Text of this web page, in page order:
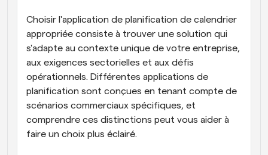
Choisir l'application de planification de calendrier
appropriée consiste à trouver une solution qui
s'adapte au contexte unique de votre entreprise,
aux exigences sectorielles et aux défis
opérationnels. Différentes applications de
planification sont conçues en tenant compte de
scénarios commerciaux spécifiques, et
comprendre ces distinctions peut vous aider à
faire un choix plus éclairé.